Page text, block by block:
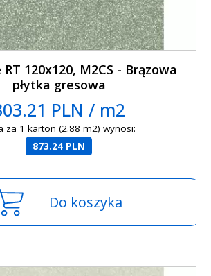
120x120, M2CS - Brązowa
płytka gresowa
PLN / m2
za 1 karton (2.88 m2) wynosi:
873.24 PLN
Do koszyka